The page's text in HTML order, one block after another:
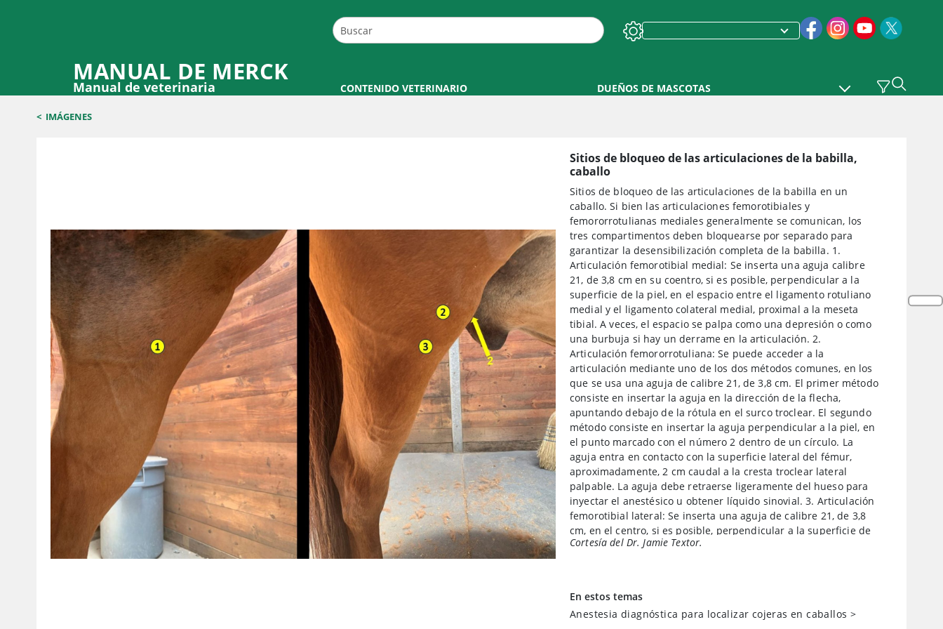
MANUAL DE MERCK
Manual de veterinaria CONTENIDO VETERINARIO DUEÑOS DE MASCOTAS
< IMÁGENES
Sitios de bloqueo de las articulaciones de la babilla,
caballo
Sitios de bloqueo de las articulaciones de la babilla en un
caballo. Si bien las articulaciones femorotibiales y
femororrotulianas mediales generalmente se comunican, los
tres compartimentos deben bloquearse por separado para
garantizar la desensibilización completa de la babilla. 1.
Articulación femorotibial medial: Se inserta una aguja calibre
21, de 3,8 cm en su coentro, si es posible, perpendicular a la
superficie de la piel, en el espacio entre el ligamento rotuliano
medial y el ligamento colateral medial, proximal a la meseta
tibial. A veces, el espacio se palpa como una depresión o como
una burbuja si hay un derrame en la articulación. 2.
Articulación femororrotuliana: Se puede acceder a la
articulación mediante uno de los dos métodos comunes, en los
que se usa una aguja de calibre 21, de 3,8 cm. El primer método
consiste en insertar la aguja en la dirección de la flecha,
apuntando debajo de la rótula en el surco troclear. El segundo
método consiste en insertar la aguja perpendicular a la piel, en
el punto marcado con el número 2 dentro de un círculo. La
aguja entra en contacto con la superficie lateral del fémur,
aproximadamente, 2 cm caudal a la cresta troclear lateral
palpable. La aguja debe retraerse ligeramente del hueso para
inyectar el anestésico u obtener líquido sinovial. 3. Articulación
femorotibial lateral: Se inserta una aguja de calibre 21, de 3,8
cm, en el centro, si es posible, perpendicular a la superficie de
la piel, lateral al ligamento rotuliano lateral y proximal a la
Cortesía del Dr. Jamie Textor.
En estos temas
Anestesia diagnóstica para localizar cojeras en caballos >